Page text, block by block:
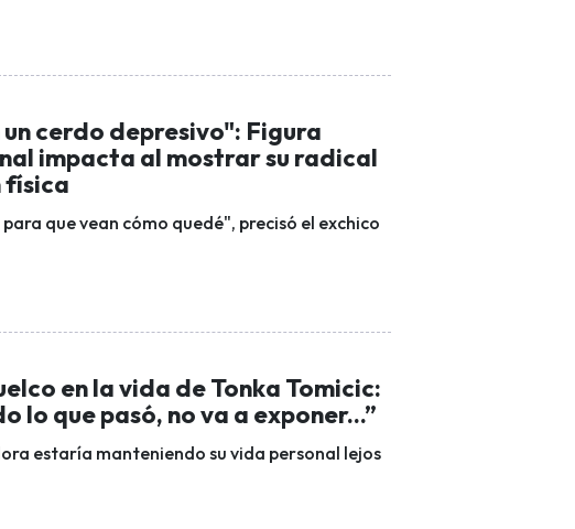
cerdo depresivo": Figura
impacta al mostrar su radical
que vean cómo quedé", precisó el exchico
en la vida de Tonka Tomicic:
lo que pasó, no va a exponer...”
estaría manteniendo su vida personal lejos